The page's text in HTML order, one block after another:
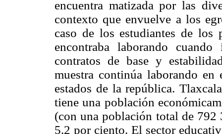
encuentra matizada por las
contexto que envuelve a los
caso de los estudiantes de
encontraba laborando
contratos de base y
muestra continúa laborando
estados de la república.
tiene una población
(con una población total de 792
5.2 por ciento. El sector